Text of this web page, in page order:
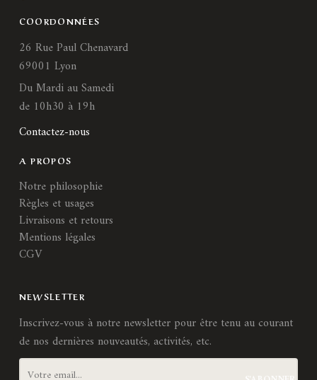
COORDONNÉES
26 Rue Paul Chenavard
69001 Lyon
Du Mardi au Samedi
de 10h30 à 19h
Contactez-nous
A PROPOS
Notre philosophie
Règles et usages
Livraisons et retours
Mentions légales
CGV
NEWSLETTER
Inscrivez-vous à notre newsletter pour être tenu au courant
de nos dernières nouveautés, activités, etc.